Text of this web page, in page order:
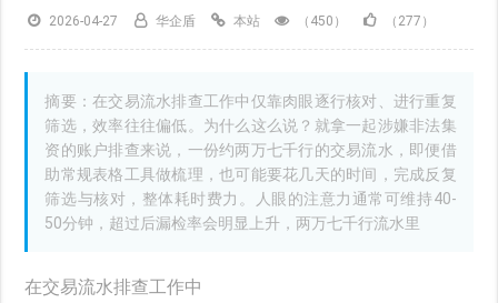
2026-04-27 华企盾 本站 （450） （277）
摘要：在交易流水排查工作中仅靠肉眼逐行核对、进行重复
筛选，效率往往偏低。为什么这么说？就拿一起涉嫌非法集
资的账户排查来说，一份约两万七千行的交易流水，即便借
助常规表格工具做梳理，也可能要花几天的时间，完成反复
筛选与核对，整体耗时费力。人眼的注意力通常可维持40-
50分钟，超过后漏检率会明显上升，两万七千行流水里
在交易流水排查工作中